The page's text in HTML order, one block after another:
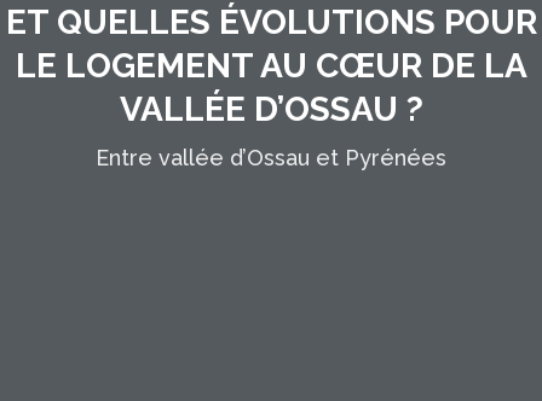
ET QUELLES ÉVOLUTIONS POUR
LE LOGEMENT AU CŒUR DE LA
VALLÉE D’OSSAU ?
Entre vallée d’Ossau et Pyrénées